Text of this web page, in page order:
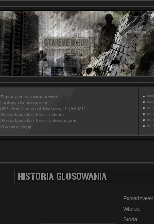
Zapraszam na nowy serwer!
Laptopy dla pro graczy
[RP] Fort Carson of Blueberry !!! [SA-MP...
Alternatywa dla stron z radiami
Alternatywa dla stron z radiostacjami
Poszukje ekipy
Poniedziałek
Wtorek
Sroda